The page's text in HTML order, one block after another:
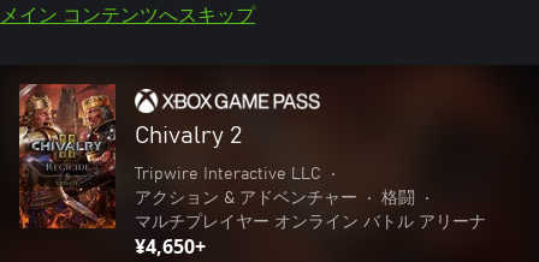
メイン コンテンツへスキップ
Chivalry 2
Tripwire Interactive LLC
•
アクション & アドベンチャー
• 格闘
•
マルチプレイヤー オンライン バトル アリーナ
¥4,650+